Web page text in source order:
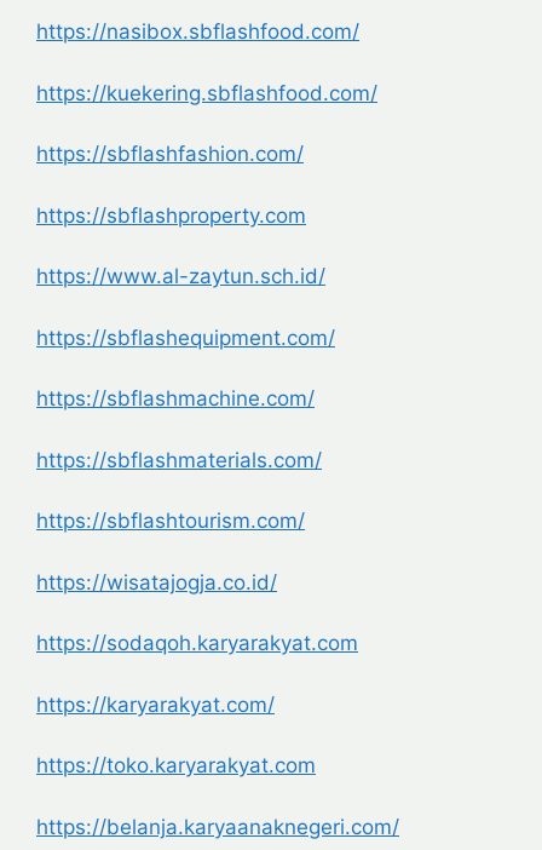
https://nasibox.sbflashfood.com/
https://kuekering.sbflashfood.com/
https://sbflashfashion.com/
https://sbflashproperty.com
https://www.al-zaytun.sch.id/
https://sbflashequipment.com/
https://sbflashmachine.com/
https://sbflashmaterials.com/
https://sbflashtourism.com/
https://wisatajogja.co.id/
https://sodaqoh.karyarakyat.com
https://karyarakyat.com/
https://toko.karyarakyat.com
https://belanja.karyaanaknegeri.com/